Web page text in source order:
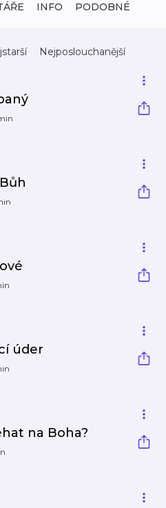
INFO PODOBNÉ
Nejposlouchanější
úder
na Boha?